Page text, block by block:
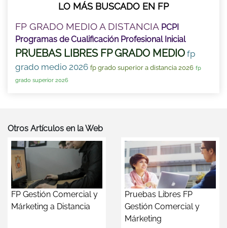
LO MÁS BUSCADO EN FP
FP GRADO MEDIO A DISTANCIA PCPI
Programas de Cualificación Profesional Inicial
PRUEBAS LIBRES FP GRADO MEDIO fp
grado medio 2026 fp grado superior a distancia 2026 fp
grado superior 2026
Otros Artículos en la Web
FP Gestión Comercial y
Márketing a Distancia
Pruebas Libres FP
Gestión Comercial y
Márketing